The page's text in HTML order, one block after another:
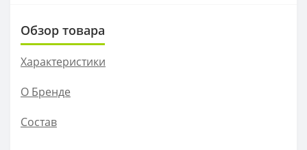
Обзор товара
Характеристики
О Бренде
Состав